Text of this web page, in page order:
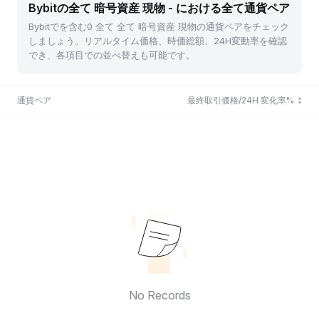
Bybitの全て 暗号資産 現物 - における全て通貨ペア
Bybitでを含む0 全て 全て 暗号資産 現物の通貨ペアをチェック
しましょう。リアルタイム価格、時価総額、24H変動率を確認
でき、各項目での並べ替えも可能です。
通貨ペア 最終取引価格/24H 変化率%
No Records